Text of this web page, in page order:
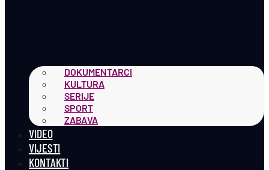
DOKUMENTARCI
KULTURA
SERIJE
SPORT
ZABAVA
VIDEO
VIJESTI
KONTAKTI